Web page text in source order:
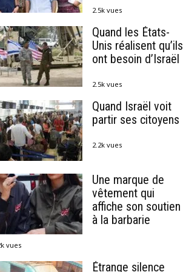
2.5k vues
Quand les États-
Unis réalisent qu’ils
ont besoin d’Israël
2.5k vues
Quand Israël voit
partir ses citoyens
2.2k vues
Une marque de
vêtement qui
affiche son soutien
à la barbarie
vues
Étrange silence